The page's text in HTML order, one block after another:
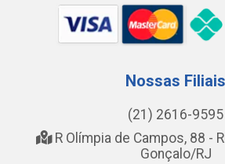
Nossas Filiais
(21) 2616-9595
R Olímpia de Campos, 88 -
Gonçalo/RJ